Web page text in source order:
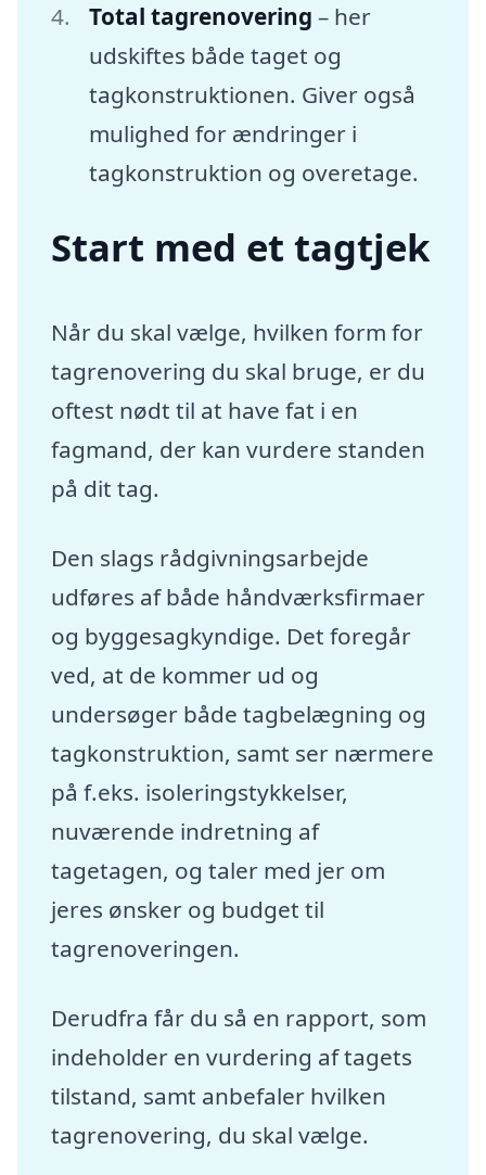
Total tagrenovering – her
udskiftes både taget og
tagkonstruktionen. Giver også
mulighed for ændringer i
tagkonstruktion og overetage.
Start med et tagtjek
Når du skal vælge, hvilken form for
tagrenovering du skal bruge, er du
oftest nødt til at have fat i en
fagmand, der kan vurdere standen
på dit tag.
Den slags rådgivningsarbejde
udføres af både håndværksfirmaer
og byggesagkyndige. Det foregår
ved, at de kommer ud og
undersøger både tagbelægning og
tagkonstruktion, samt ser nærmere
på f.eks. isoleringstykkelser,
nuværende indretning af
tagetagen, og taler med jer om
jeres ønsker og budget til
tagrenoveringen.
Derudfra får du så en rapport, som
indeholder en vurdering af tagets
tilstand, samt anbefaler hvilken
tagrenovering, du skal vælge.